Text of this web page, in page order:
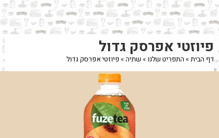
דלג
לתוכן
המרכזי
לתפריט
הקטגוריות
לפרטי
המוצר
פיוזטי אפרסק גדול
דף הבית»התפריט שלנו»שתיה»פיוזטי אפרסק גדול